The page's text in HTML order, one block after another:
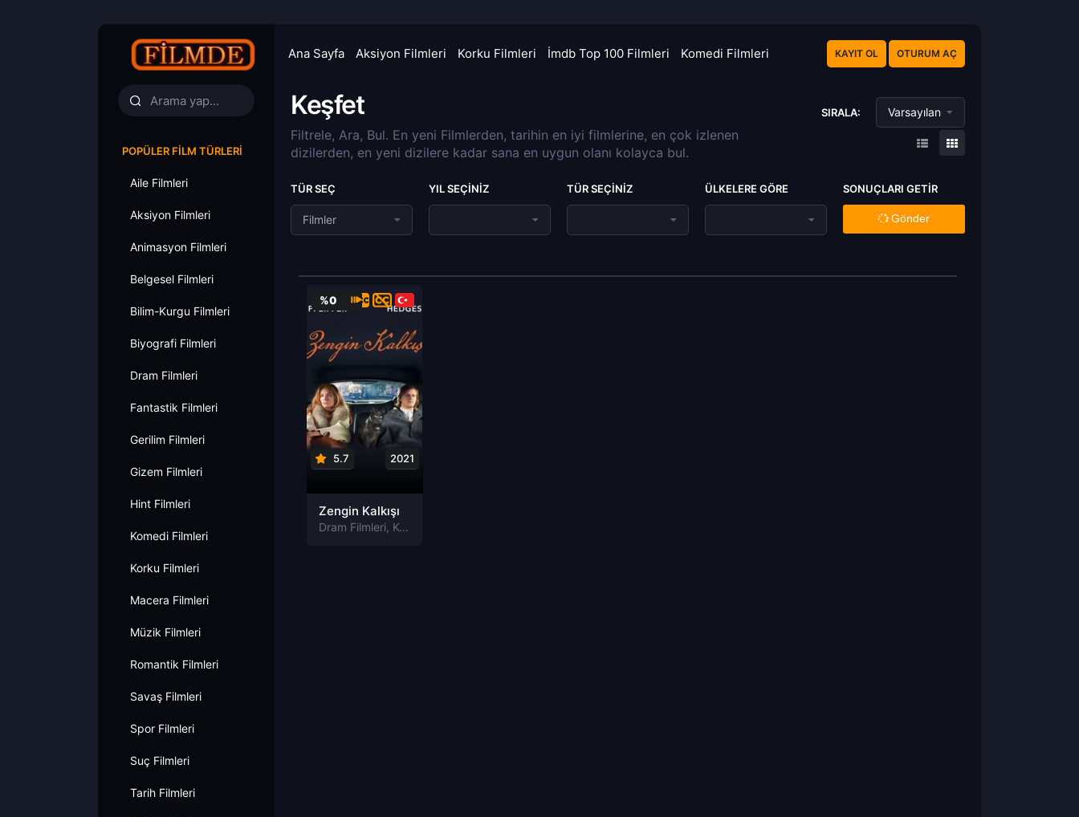
Ana Sayfa Aksiyon Filmleri Korku Filmleri İmdb Top 100 Filmleri Komedi Filmleri KAYIT OL OTURUM AÇ
POPÜLER FILM TÜRLERI
Aile Filmleri
Aksiyon Filmleri
Animasyon Filmleri
Belgesel Filmleri
Bilim-Kurgu Filmleri
Biyografi Filmleri
Dram Filmleri
Fantastik Filmleri
Gerilim Filmleri
Gizem Filmleri
Hint Filmleri
Komedi Filmleri
Korku Filmleri
Macera Filmleri
Müzik Filmleri
Romantik Filmleri
Savaş Filmleri
Spor Filmleri
Suç Filmleri
Tarih Filmleri
Keşfet
Filtrele, Ara, Bul. En yeni Filmlerden, tarihin en iyi filmlerine, en çok izlenen
dizilerden, en yeni dizilere kadar sana en uygun olanı kolayca bul.
SIRALA: Varsayılan
TÜR SEÇ
Filmler
YIL SEÇINIZ TÜR SEÇINIZ ÜLKELERE GÖRE SONUÇLARI GETIR
Gönder
%0
5.7 2021
Zengin Kalkışı
Dram Filmleri, Komedi Filmleri